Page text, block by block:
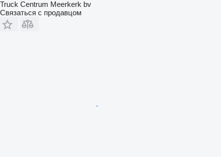
Truck Centrum Meerkerk bv
Связаться с продавцом